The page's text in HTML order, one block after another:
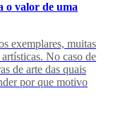
o valor de uma
exemplares, muitas
No caso de
de arte das quais
por que motivo